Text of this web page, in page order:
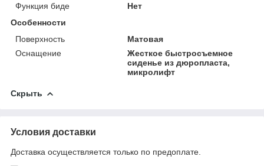
Функция биде
Нет
Особенности
Поверхность
Матовая
Оснащение
Жесткое быстросъемное
сиденье из дюропласта,
микролифт
Скрыть
Условия доставки
Доставка осуществляется только по предоплате.